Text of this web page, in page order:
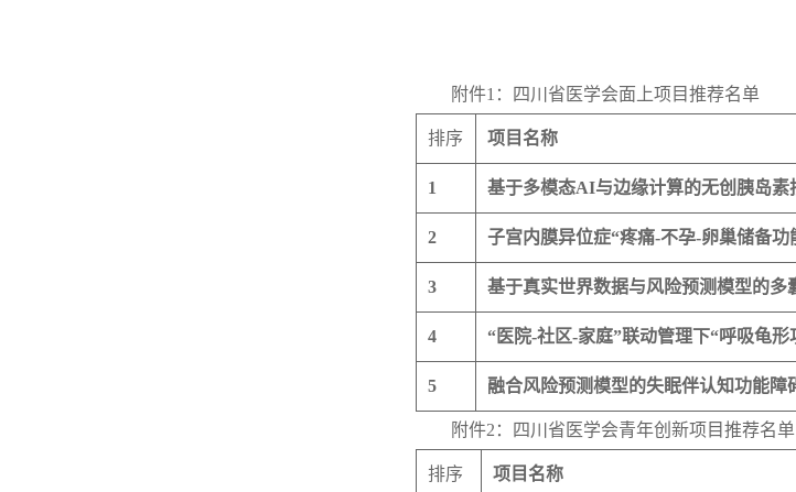
附件1：四川省医学会面上项目推荐名单
排序 项目名称
1 基于多模态AI与边缘计算的无创胰岛
2 子宫内膜异位症“疼痛-不孕-卵巢储备
3 基于真实世界数据与风险预测模型的
4 “医院-社区-家庭”联动管理下“呼吸龟
5 融合风险预测模型的失眠伴认知功能障
附件2：四川省医学会青年创新项目推荐名单
排序 项目名称